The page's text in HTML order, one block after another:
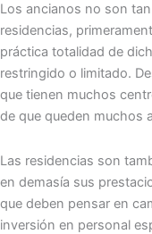
Los ancianos no son
residencias,
práctica totalidad de
restringido o limitado.
que tienen muchos
de que queden muchos
Las residencias son
en demasía sus
que deben pensar en
inversión en personal